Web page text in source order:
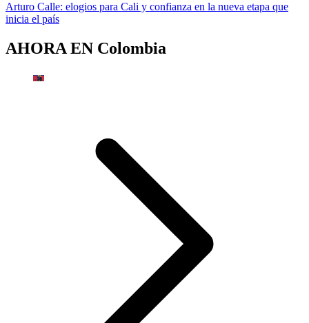
Arturo Calle: elogios para Cali y confianza en la nueva etapa que
inicia el país
AHORA EN Colombia